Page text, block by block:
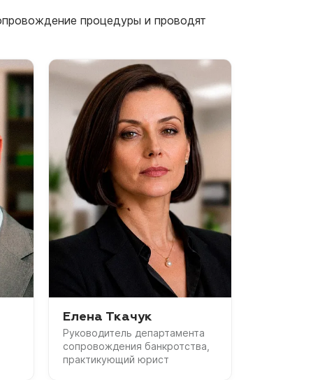
процедуры и проводят
Елена Ткачук
Руководитель департамента
сопровождения банкротства,
практикующий юрист